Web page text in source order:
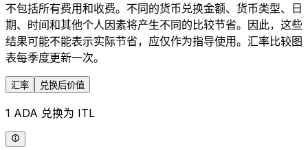
不包括所有费用和收费。不同的货币兑换金额、货币类型、日
期、时间和其他个人因素将产生不同的比较节省。因此，这些
结果可能不能表示实际节省，应仅作为指导使用。汇率比较图
表每季度更新一次。
汇率 兑换后价值
1 ADA 兑换为 ITL